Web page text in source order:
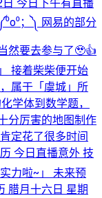
今日下午有直播
；⁠༽⁠ 网易的部分
然要去参与了🥹👍
接着柴柴便开始
属于「虞城」所
学体到数学题，
分厉害的地图制作
定花了很多时间
今日直播意外 技
力啦~」 未来预
腊月十六日 星期